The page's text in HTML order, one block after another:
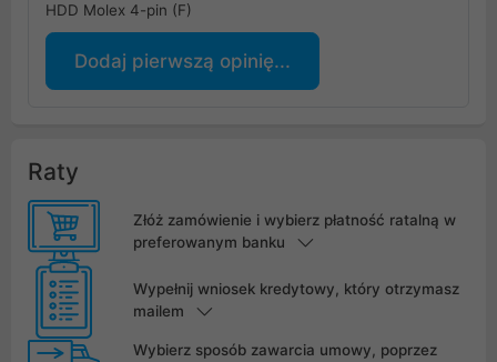
HDD Molex 4-pin (F)
Dodaj pierwszą opinię...
Raty
Złóż zamówienie i wybierz płatność ratalną w
preferowanym banku
Wypełnij wniosek kredytowy, który otrzymasz
mailem
Wybierz sposób zawarcia umowy, poprzez